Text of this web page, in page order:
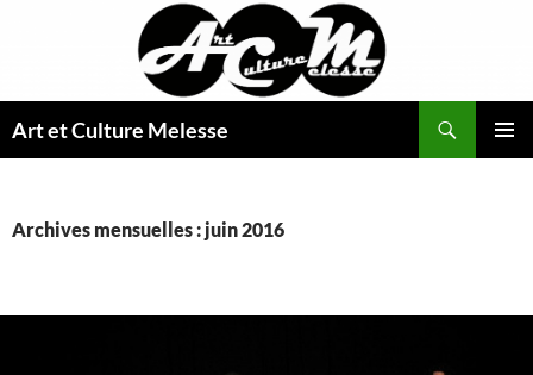
Art et Culture Melesse
Archives mensuelles : juin 2016